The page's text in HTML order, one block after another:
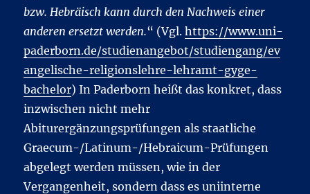
bzw. Hebräisch kann durch den Nachweis einer
anderen ersetzt werden.“ (Vgl.https://www.uni-
paderborn.de/studienangebot/studiengang/ev
angelische-religionslehre-lehramt-gyge-
bachelor) In Paderborn heißt das konkret, dass
inzwischen nicht mehr
Abiturergänzungsprüfungen als staatliche
Graecum-/Latinum-/Hebraicum-Prüfungen
abgelegt werden müssen, wie in der
Vergangenheit, sondern dass es uniinterne